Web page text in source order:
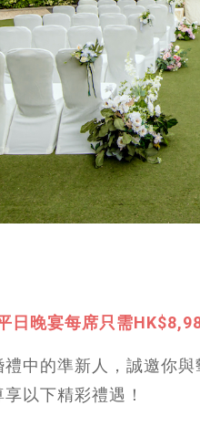
日晚宴每席只需
中的準新人，誠邀你
以下精彩禮遇！